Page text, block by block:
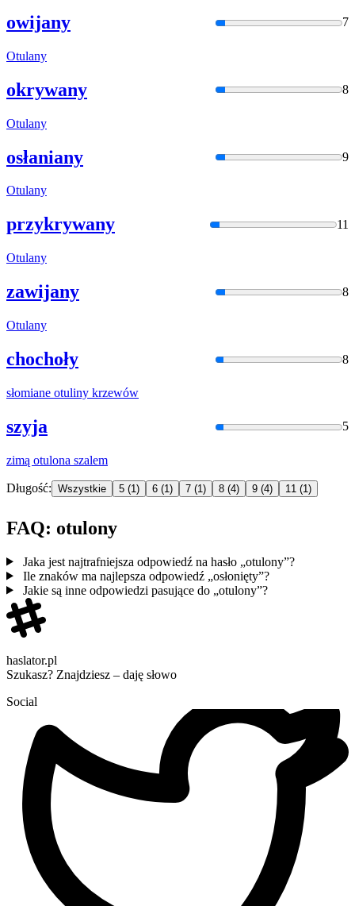
owijany 7
Otulany
okrywany 8
Otulany
osłaniany 9
Otulany
przykrywany 11
Otulany
zawijany 8
Otulany
chochoły 8
słomiane otuliny krzewów
szyja 5
zimą otulona szalem
Długość: Wszystkie 5 (1) 6 (1) 7 (1) 8 (4) 9 (4) 11 (1)
FAQ: otulony
Jaka jest najtrafniejsza odpowiedź na hasło „otulony”?
Ile znaków ma najlepsza odpowiedź „osłonięty”?
Jakie są inne odpowiedzi pasujące do „otulony”?
haslator.pl
Szukasz? Znajdziesz – daję słowo
Social